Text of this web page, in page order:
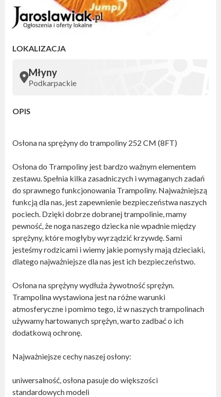
LOKALIZACJA
Młyny
Podkarpackie
OPIS
Osłona na sprężyny do trampoliny 252 CM (8FT)
Osłona do Trampoliny jest bardzo ważnym elementem
zestawu. Spełnia kilka zasadniczych i wymaganych zadań
do sprawnego funkcjonowania Trampoliny. Najważniejszą
funkcją dla nas, jest zapewnienie bezpieczeństwa naszych
pociech. Dzięki dobrze dobranej trampolinie, mamy
pewność, że noga naszego dziecka nie wpadnie między
sprężyny, które mogłyby wyrządzić krzywdę. Sami
jesteśmy rodzicami i wiemy jakie pomysły mają dzieciaki,
dlatego najważniejsze dla nas jest ich bezpieczeństwo.
Osłona na sprężyny wydłuża żywotność sprężyn.
Trampolina wystawiona jest na różne warunki
atmosferyczne i pomimo tego, iż w naszych trampolinach
używamy hartowanych sprężyn, warto zadbać o ich
dodatkową ochronę.
Najważniejsze cechy naszej osłony:
uniwersalność, osłona pasuje do większości
standardowych modeli